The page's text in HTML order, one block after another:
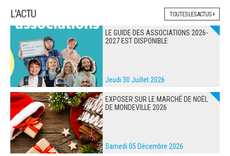
L'ACTU TOUTES LES ACTUS +
LE GUIDE DES ASSOCIATIONS 2026-
2027 EST DISPONIBLE
Jeudi 30 Juillet 2026
EXPOSER SUR LE MARCHÉ DE NOËL
DE MONDEVILLE 2026
Samedi 05 Décembre 2026